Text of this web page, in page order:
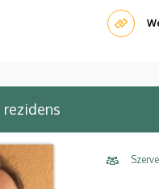
rezidens